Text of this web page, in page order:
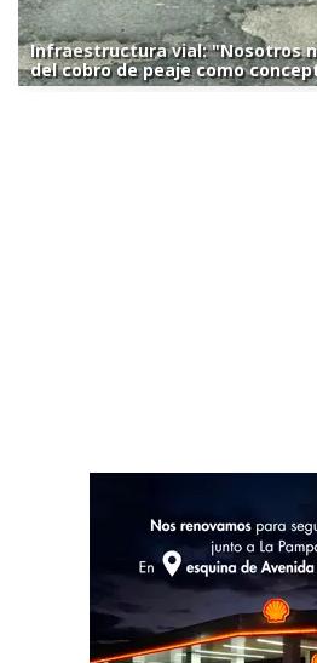
Infraestructura vial: "Nosotros
del cobro de peaje como